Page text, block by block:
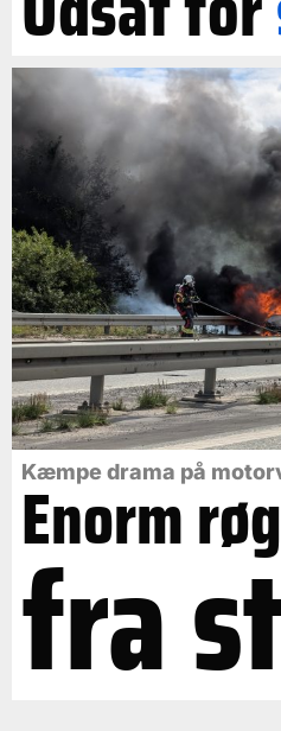
Kæmpe drama på
Enorm
fra